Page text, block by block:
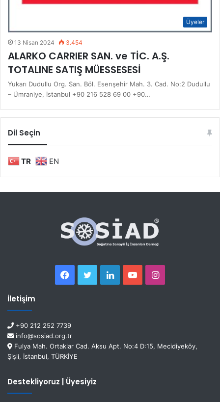
Üyeler
13 Nisan 2024 3.454
ALARKO CARRIER SAN. ve TİC. A.Ş.
TOTALINE SATIŞ MÜESSESESİ
Yukarı Dudullu Org. San. Böl. Esenşehir Mah. 3. Cad. No:2 Dudullu
– Ümraniye, İstanbul +90 216 528 69 00 +90…
Dil Seçin
TR EN
İletişim
+90 212 252 7739
info@sosiad.org.tr
Fulya Mah. Ortaklar Cad. Aksu Apt. No:4 D:15, Mecidiyeköy,
Şişli, İstanbul, TÜRKİYE
Destekliyoruz | Üyesiyiz